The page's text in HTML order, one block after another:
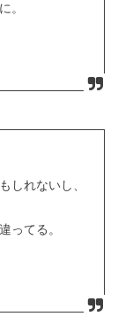
。
しれないし、
ってる。